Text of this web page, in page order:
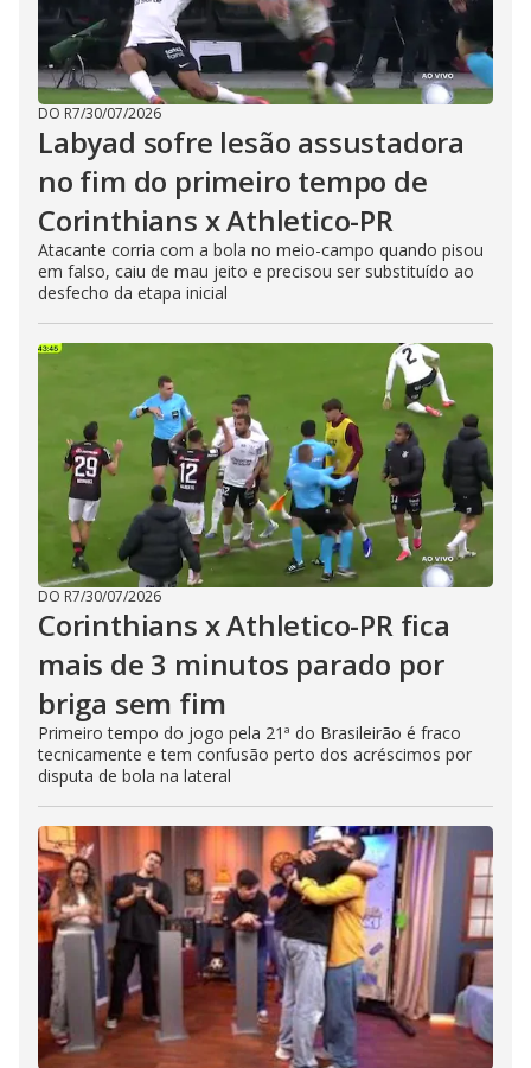
DO R7/30/07/2026
Labyad sofre lesão assustadora
no fim do primeiro tempo de
Corinthians x Athletico-PR
Atacante corria com a bola no meio-campo quando pisou
em falso, caiu de mau jeito e precisou ser substituído ao
desfecho da etapa inicial
DO R7/30/07/2026
Corinthians x Athletico-PR fica
mais de 3 minutos parado por
briga sem fim
Primeiro tempo do jogo pela 21ª do Brasileirão é fraco
tecnicamente e tem confusão perto dos acréscimos por
disputa de bola na lateral